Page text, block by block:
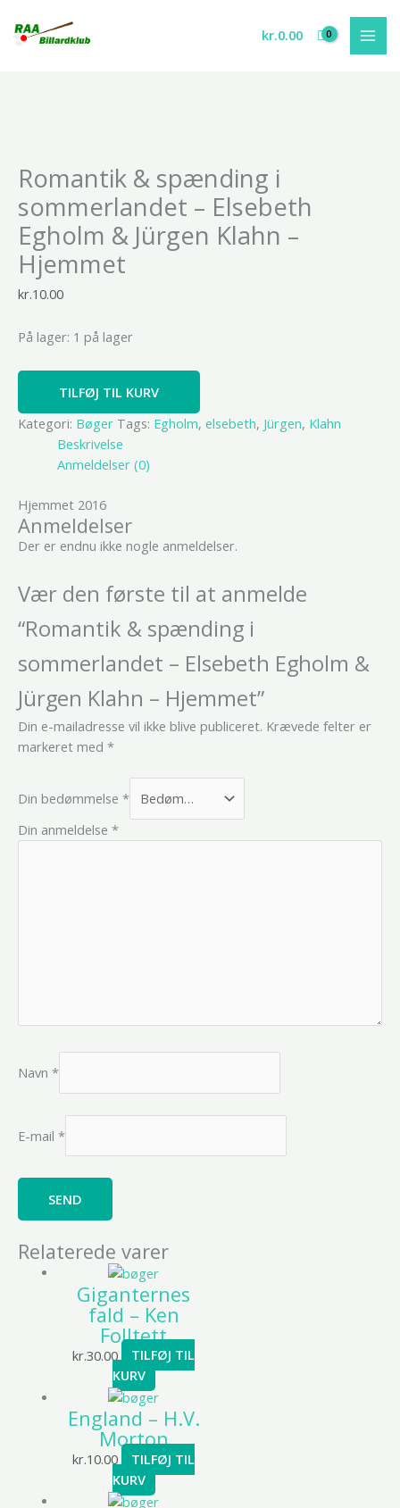
indholdet
kr.0.00
Romantik & spænding i
sommerlandet – Elsebeth
Egholm & Jürgen Klahn –
Hjemmet
kr.10.00
På lager: 1 på lager
spænding
sommerlandet
Elsebeth
Egholm
&
Klahn
Hjemmet
TILFØJ TIL KURV
Kategori: Bøger Tags: Egholm, elsebeth, Jürgen, Klahn
Beskrivelse
Anmeldelser (0)
Hjemmet 2016
Anmeldelser
Der er endnu ikke nogle anmeldelser.
Vær den første til at anmelde
“Romantik & spænding i
sommerlandet – Elsebeth Egholm &
Jürgen Klahn – Hjemmet”
Din e-mailadresse vil ikke blive publiceret. Krævede felter er
markeret med *
Din bedømmelse *
Din anmeldelse *
Navn *
E-mail *
Relaterede varer
Giganternes
fald – Ken
Folltett
kr.30.00
TILFØJ TIL
KURV
England – H.V.
Morton
kr.10.00
TILFØJ TIL
KURV